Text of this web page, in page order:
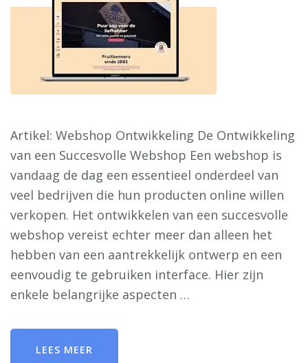
Artikel: Webshop Ontwikkeling De Ontwikkeling
van een Succesvolle Webshop Een webshop is
vandaag de dag een essentieel onderdeel van
veel bedrijven die hun producten online willen
verkopen. Het ontwikkelen van een succesvolle
webshop vereist echter meer dan alleen het
hebben van een aantrekkelijk ontwerp en een
eenvoudig te gebruiken interface. Hier zijn
enkele belangrijke aspecten …
LEES MEER